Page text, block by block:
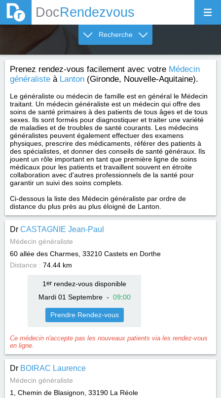
DocRendezvous
Recherche
Prenez rendez-vous facilement avec votre Médecin
généraliste à Lanton (Gironde, Nouvelle-Aquitaine).
Le généraliste ou médecin de famille est en général le Médecin
traitant. Un médecin généraliste est un médecin qui offre des
soins de santé primaires à des patients de tous âges et de tous
sexes. Ils sont formés pour diagnostiquer et traiter une variété
de maladies et de troubles de santé courants. Les médecins
généralistes peuvent également effectuer des examens
physiques, prescrire des médicaments, référer des patients à
des spécialistes, et donner des conseils de santé généraux. Ils
jouent un rôle important en tant que première ligne de soins
médicaux pour les patients et travaillent souvent en étroite
collaboration avec d'autres professionnels de la santé pour
garantir un suivi des soins complets.
Ci-dessous la liste des Médecin généraliste par ordre de
distance du plus près au plus éloigné de Lanton.
Dr CASTAGNIE Jean-Paul
Médecin généraliste
60 allée des Charmes, 33210 Castets en Dorthe
Distance : 74.44 km
1 errendez-vous disponible
Mardi 01 Septembre- 09:00
Prendre Rendez-vous
Ce médecin n'accepte pas les nouveaux patients via les rendez-vous
en ligne.
Dr BOIRAC Laurence
Médecin généraliste
1, Chemin de Blasignon, 33190 La Réole